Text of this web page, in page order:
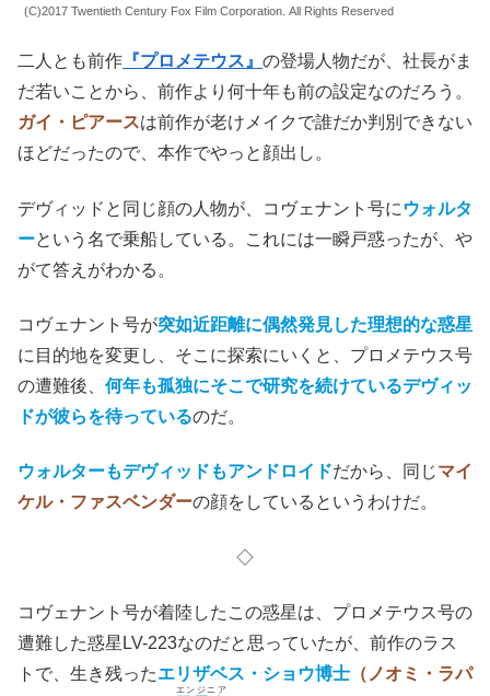
(C)2017 Twentieth Century Fox Film Corporation. All Rights Reserved
二人とも前作 『プロメテウス』 の登場人物だが、社長がま
だ若いことから、前作より何十年も前の設定なのだろう。
ガイ・ピアースは前作が老けメイクで誰だか判別できない
ほどだったので、本作でやっと顔出し。
デヴィッドと同じ顔の人物が、コヴェナント号に ウォルタ
ーという名で乗船している。これには一瞬戸惑ったが、や
がて答えがわかる。
コヴェナント号が突如近距離に偶然発見した理想的な惑星
に目的地を変更し、そこに探索にいくと、プロメテウス号
の遭難後、 何年も孤独にそこで研究を続けているデヴィッ
ドが彼らを待っているのだ。
ウォルターもデヴィッドもアンドロイドだから、同じマイ
ケル・ファスベンダーの顔をしているというわけだ。
◇
コヴェナント号が着陸したこの惑星は、プロメテウス号の
遭難した惑星LV-223なのだと思っていたが、前作のラス
トで、生き残ったエリザベス・ショウ博士 （ノオミ・ラパ
エンジニア